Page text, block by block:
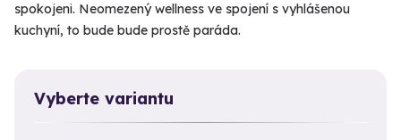
spokojeni. Neomezený wellness ve spojení s vyhlášenou
kuchyní, to bude bude prostě paráda.
Vyberte variantu